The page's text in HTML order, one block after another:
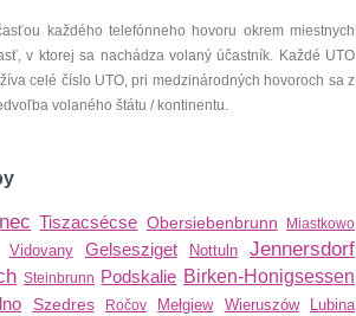
každého telefónneho hovoru okrem miestnych
v ktorej sa nachádza volaný účastník. Každé UTO
celé číslo UTO, pri medzinárodných hovoroch sa z
volaného štátu / kontinentu.
Tiszacsécse Obersiebenbrunn Miastkowo
Vidovany Gelsesziget Nottuln Jennersdorf
Steinbrunn Podskalie Birken-Honigsessen
Szedres Ročov Mełgiew Wieruszów Lubina